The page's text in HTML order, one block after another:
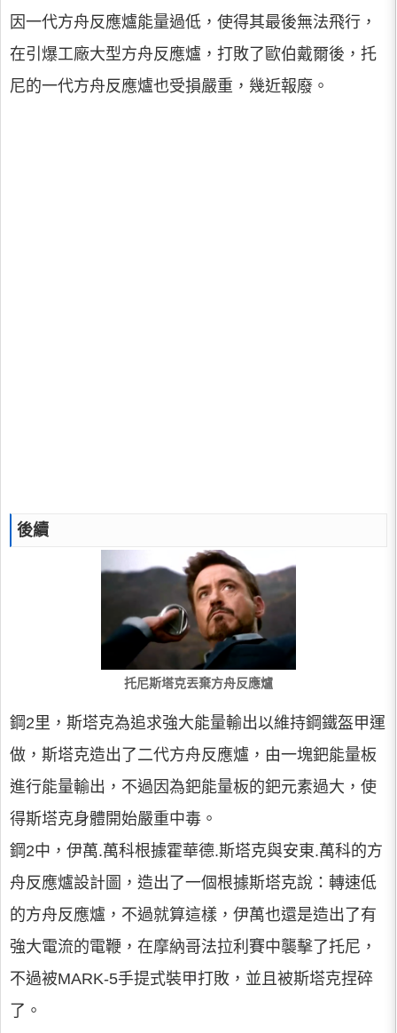
因一代方舟反應爐能量過低，使得其最後無法飛行，
在引爆工廠大型方舟反應爐，打敗了歐伯戴爾後，托
尼的一代方舟反應爐也受損嚴重，幾近報廢。
後續
托尼斯塔克丟棄方舟反應爐
鋼2里，斯塔克為追求強大能量輸出以維持鋼鐵盔甲運
做，斯塔克造出了二代方舟反應爐，由一塊鈀能量板
進行能量輸出，不過因為鈀能量板的鈀元素過大，使
得斯塔克身體開始嚴重中毒。
鋼2中，伊萬.萬科根據霍華德.斯塔克與安東.萬科的方
舟反應爐設計圖，造出了一個根據斯塔克說：轉速低
的方舟反應爐，不過就算這樣，伊萬也還是造出了有
強大電流的電鞭，在摩納哥法拉利賽中襲擊了托尼，
不過被MARK-5手提式裝甲打敗，並且被斯塔克捏碎
了。